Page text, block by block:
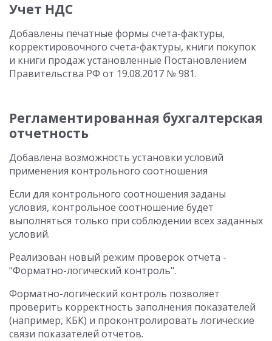
Учет НДС
Добавлены печатные формы счета-фактуры,
корректировочного счета-фактуры, книги покупок
и книги продаж установленные Постановлением
Правительства РФ от 19.08.2017 № 981.
Регламентированная бухгалтерская
отчетность
Добавлена возможность установки условий
применения контрольного соотношения
Если для контрольного соотношения заданы
условия, контрольное соотношение будет
выполняться только при соблюдении всех заданных
условий.
Реализован новый режим проверок отчета -
"Форматно-логический контроль".
Форматно-логический контроль позволяет
проверить корректность заполнения показателей
(например, КБК) и проконтролировать логические
связи показателей отчетов.